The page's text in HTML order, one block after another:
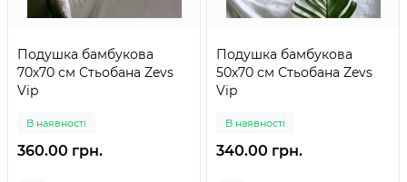
Подушка бамбукова
70х70 см Стьобана Zevs
Vip
В наявності
360.00 грн.
Подушка бамбукова
50х70 см Стьобана Zevs
Vip
В наявності
340.00 грн.